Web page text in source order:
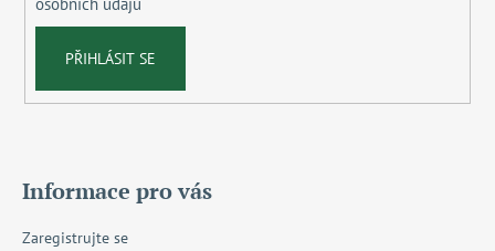
PŘIHLÁSIT SE
Informace pro vás
Zaregistrujte se